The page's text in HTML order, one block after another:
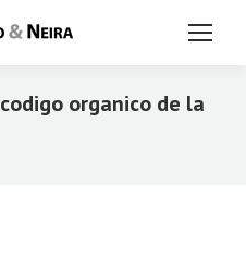
codigo organico de la